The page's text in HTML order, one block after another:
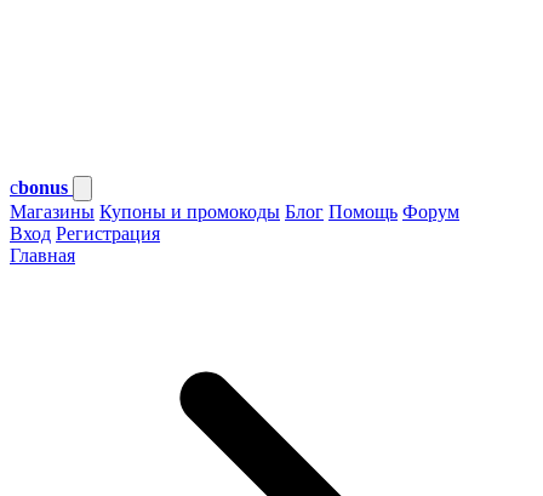
cbonus
Магазины Купоны и промокоды Блог Помощь Форум
Вход Регистрация
Главная